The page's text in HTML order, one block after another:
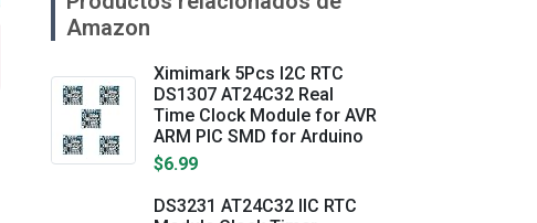
Amazon
Ximimark 5Pcs I2C RTC
DS1307 AT24C32 Real
Time Clock Module for AVR
ARM PIC SMD for Arduino
$6.99
DS3231 AT24C32 IIC RTC